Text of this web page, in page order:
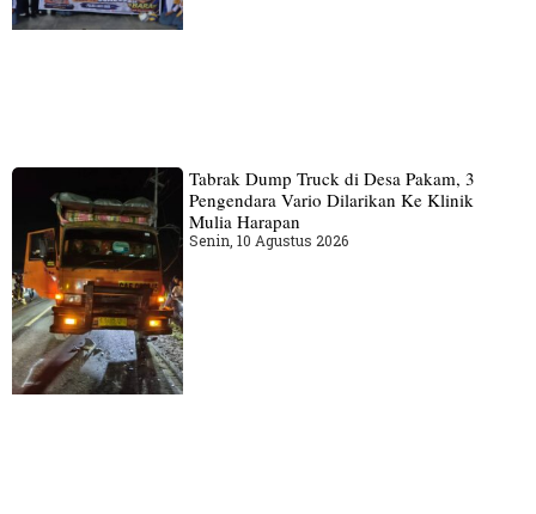
Tabrak Dump Truck di Desa Pakam, 3
Pengendara Vario Dilarikan Ke Klinik
Mulia Harapan
Senin, 10 Agustus 2026